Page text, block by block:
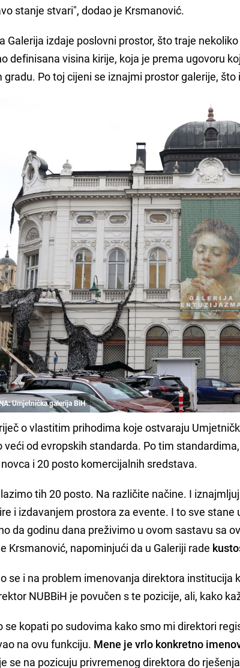
stanje stvari", dodao je Krsmanović.
Galerija izdaje poslovni prostor, što traje
definisana visina kirije, koja je prema ugovoru
gradu. Po toj cijeni se iznajmi prostor galerije,
Umjetnička galerija BiH
o vlastitim prihodima koje ostvaraju
veći od evropskih standarda. Po tim
i 20 posto komercijalnih sredstava.
tih 20 posto. Na različite načine. I
i izdavanjem prostora za evente. I to sve stane
da godinu dana preživimo u ovom sastavu sa
Krsmanović, napominjući da u Galeriji rade
se i na problem imenovanja direktora institucija
NUBBiH je povučen s te pozicije, ali, kako
se kopati po sudovima kako smo mi direktori
na ovu funkciju. Mene je vrlo konkretno
se na pozicuju privremenog direktora do